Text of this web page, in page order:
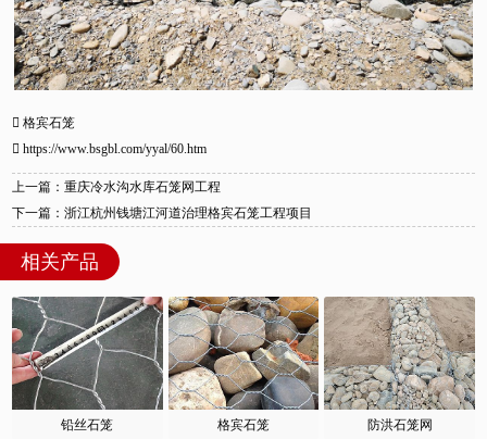
格宾石笼
https://www.bsgbl.com/yyal/60.htm
上一篇：重庆冷水沟水库石笼网工程
下一篇：浙江杭州钱塘江河道治理格宾石笼工程项目
相关产品
铅丝石笼 格宾石笼 防洪石笼网